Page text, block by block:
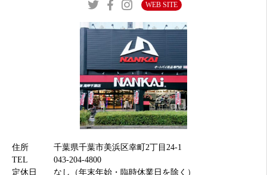
WEB SITE
住所
千葉県千葉市美浜区幸町2丁目24-1
TEL
043-204-4800
定休日
なし（年末年始・臨時休業日を除く）